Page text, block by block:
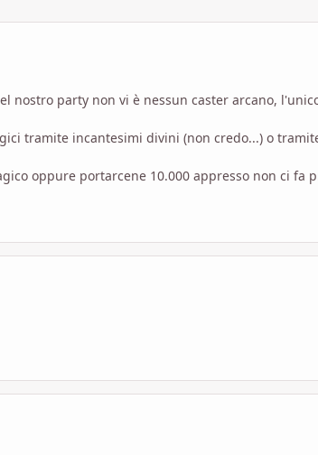
nostro party non vi è nessun caster arcano,
tramite incantesimi divini (non credo...) o
oppure portarcene 10.000 appresso non ci fa